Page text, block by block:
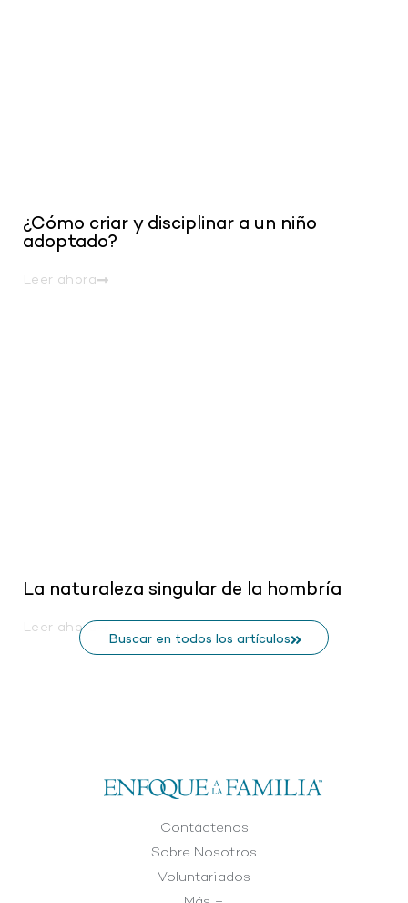
¿Cómo criar y disciplinar a un niño
adoptado?
Leer ahora
La naturaleza singular de la hombría
Leer ahora
Buscar en todos los artículos
Contáctenos
Sobre Nosotros
Voluntariados